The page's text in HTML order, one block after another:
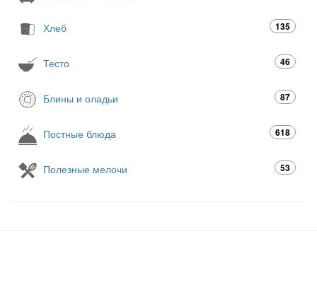
Хлеб 135
Тесто 46
Блины и оладьи 87
Постные блюда 618
Полезные мелочи 53